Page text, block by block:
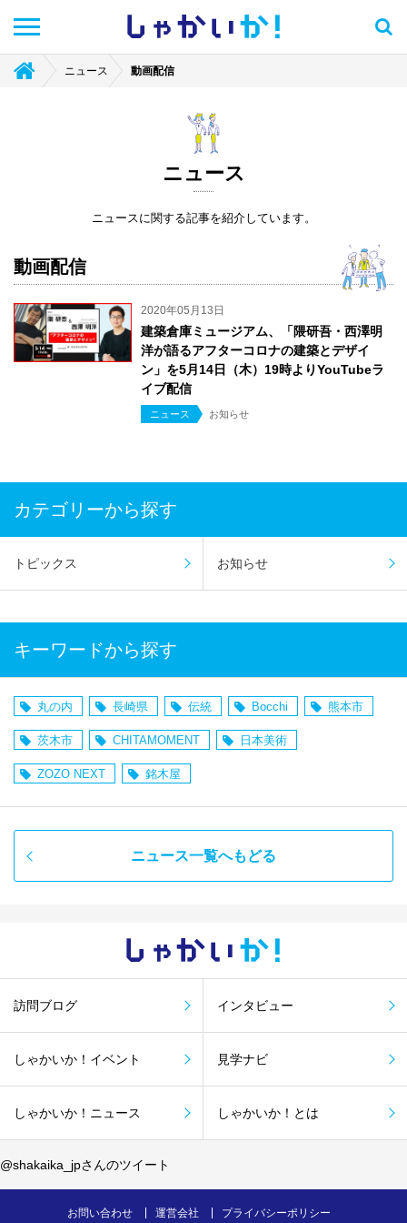
しゃかい か！
ニュース 動画配信
ニュース
ニュースに関する記事を紹介しています。
動画配信
2020年05月13日
建築倉庫ミュージアム、「隈研吾・西澤明
洋が語るアフターコロナの建築とデザイ
ン」を5月14日（木）19時よりYouTubeラ
イブ配信
ニュース お知らせ
カテゴリーから探す
トピックス お知らせ
キーワードから探す
丸の内 長崎県 伝統 Bocchi 熊本市
茨木市 CHITAMOMENT 日本美術
ZOZO NEXT 銘木屋
ニュース一覧へもどる
しゃかい か！
訪問ブログ インタビュー
しゃかいか！イベント 見学ナビ
しゃかいか！ニュース しゃかいか！とは
@shakaika_jpさんのツイート
お問い合わせ 運営会社 プライバシーポリシー